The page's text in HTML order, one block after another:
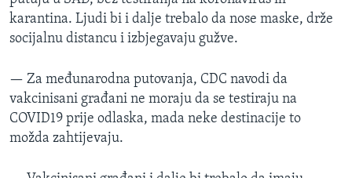
karantina. Ljudi bi i dalje trebalo da nose maske, drže
socijalnu distancu i izbjegavaju gužve.
— Za međunarodna putovanja, CDC navodi da
vakcinisani građani ne moraju da se testiraju na
COVID19 prije odlaska, mada neke destinacije to
možda zahtijevaju.